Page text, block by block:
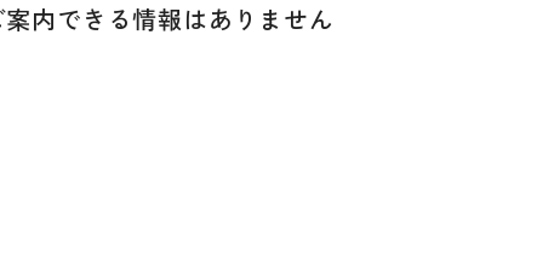
内できる情報はありません